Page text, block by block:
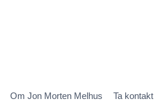
Om Jon Morten Melhus Ta kontakt